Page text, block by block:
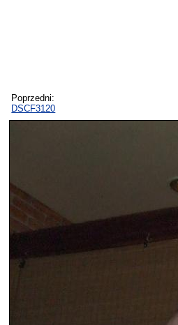
Poprzedni:
DSCF3120